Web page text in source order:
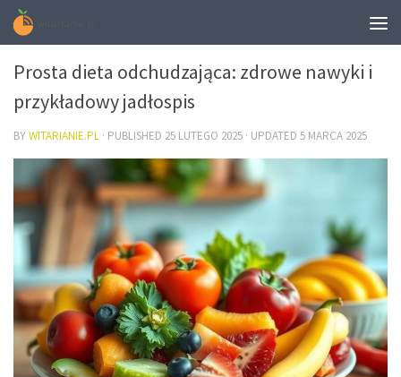
DIETA
Prosta dieta odchudzająca: zdrowe nawyki i
przykładowy jadłospis
BYWITARIANIE.PL · PUBLISHED 25 LUTEGO 2025 · UPDATED 5 MARCA 2025